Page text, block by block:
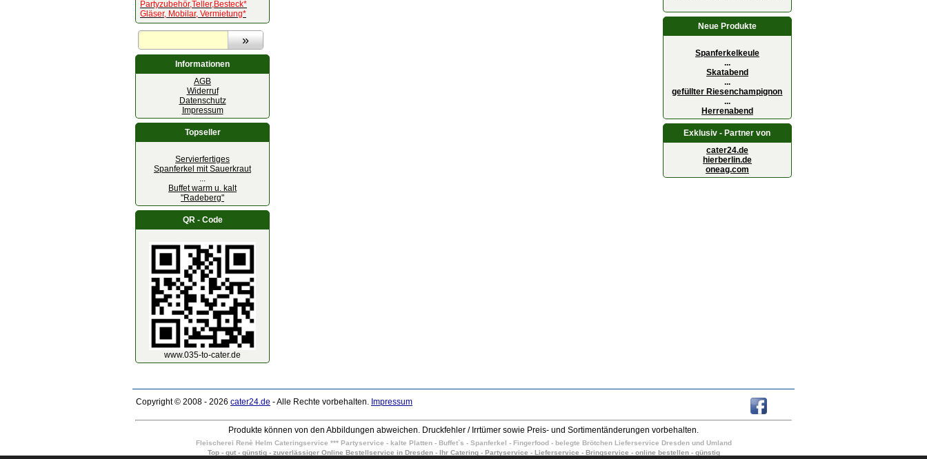
Partyzubehör,Teller,Besteck*
Gläser, Mobilar, Vermietung*
Informationen
AGB
Widerruf
Datenschutz
Impressum
Topseller
Servierfertiges
Spanferkel mit Sauerkraut
...
Buffet warm u. kalt
"Radeberg"
QR - Code
www.035-to-cater.de
Neue Produkte
Spanferkelkeule
...
Skatabend
...
gefüllter Riesenchampignon
...
Herrenabend
Exklusiv - Partner von
cater24.de
hierberlin.de
oneag.com
Copyright © 2008 - 2026 cater24.de - Alle Rechte vorbehalten. Impressum
Produkte können von den Abbildungen abweichen. Druckfehler / Irrtümer sowie Preis- und Sortimentänderungen vorbehalten.
Fleischerei Renè Helm Cateringservice *** Partyservice - kalte Platten - Buffet`s - Spanferkel - Fingerfood - belegte Brötchen Lieferservice Dresden und Umland
Top - gut - günstig - zuverlässiger Online Bestellservice in Dresden - Ihr Catering - Partyservice - Lieferservice - Bringservice - online bestellen - günstig